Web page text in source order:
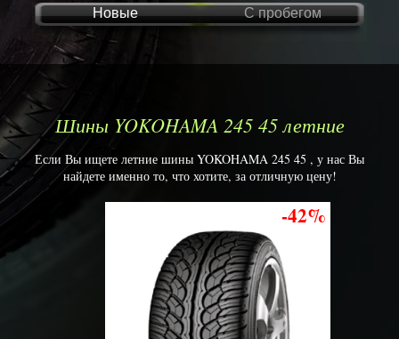
Новые С пробегом
Шины YOKOHAMA 245 45 летние
Если Вы ищете летние шины YOKOHAMA 245 45 , у нас Вы
найдете именно то, что хотите, за отличную цену!
-42%